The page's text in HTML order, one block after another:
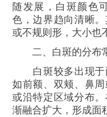
随发展，白斑颜色
色，边界趋向清晰
或不规则形，大小也
二、白斑的分布
白斑较多出现于
如前额、双颊、鼻
或沿特定区域分布
渐融合扩大，形成面